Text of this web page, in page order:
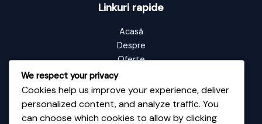
Linkuri rapide
Acasă
Despre
Oferte
Portofoliu
Blog
Contact
We respect your privacy
Cookies help us improve your experience, deliver
personalized content, and analyze traffic. You
can choose which cookies to allow by clicking